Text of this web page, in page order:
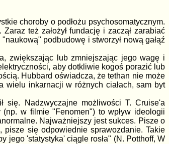
choroby o podłożu psychosomatycznym.
też założył fundację i zaczął zarabiać
podbudowę i stworzył nową gałąź
zwiększając lub zmniejszając jego wagę i
aby dotkliwie kogoś porazić lub
Hubbard oświadcza, że tethan nie może
inkarnacji w różnych ciałach, sam byt
się. Nadzwyczajne możliwości T. Cruise'a
w filmie "Fenomen") to wpływ ideologii
Najważniejszy jest sukces. Pisze o
pisze się odpowiednie sprawozdanie. Takie
jego 'statystyka' ciągle rosła" (N. Potthoff, W